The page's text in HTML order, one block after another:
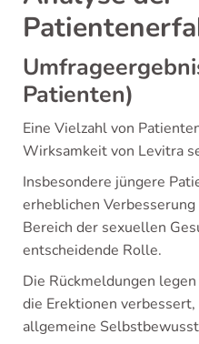
Patienten)
Eine Vielzahl von
Wirksamkeit von Levitra
Insbesondere jüngere
erheblichen
Bereich der sexuellen
entscheidende Rolle.
Die Rückmeldungen
die Erektionen verbessert,
allgemeine